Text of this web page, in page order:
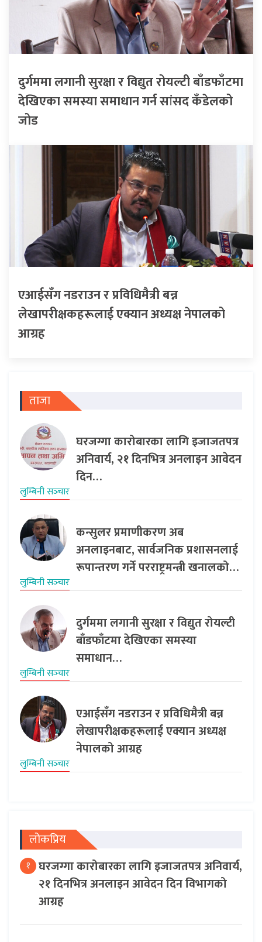
दुर्गममा लगानी सुरक्षा र विद्युत रोयल्टी बाँडफाँटमा
देखिएका समस्या समाधान गर्न सांसद कँडेलको
जोड
एआईसँग नडराउन र प्रविधिमैत्री बन्न
लेखापरीक्षकहरूलाई एक्यान अध्यक्ष नेपालको
आग्रह
ताजा
घरजग्गा कारोबारका लागि इजाजतपत्र
अनिवार्य, २१ दिनभित्र अनलाइन आवेदन
दिन…
लुम्बिनी सञ्‍चार
कन्सुलर प्रमाणीकरण अब
अनलाइनबाट, सार्वजनिक प्रशासनलाई
रूपान्तरण गर्ने परराष्ट्रमन्त्री खनालको…
लुम्बिनी सञ्‍चार
दुर्गममा लगानी सुरक्षा र विद्युत रोयल्टी
बाँडफाँटमा देखिएका समस्या
समाधान…
लुम्बिनी सञ्‍चार
एआईसँग नडराउन र प्रविधिमैत्री बन्न
लेखापरीक्षकहरूलाई एक्यान अध्यक्ष
नेपालको आग्रह
लुम्बिनी सञ्‍चार
लोकप्रिय
१ घरजग्गा कारोबारका लागि इजाजतपत्र अनिवार्य,
२१ दिनभित्र अनलाइन आवेदन दिन विभागको
आग्रह